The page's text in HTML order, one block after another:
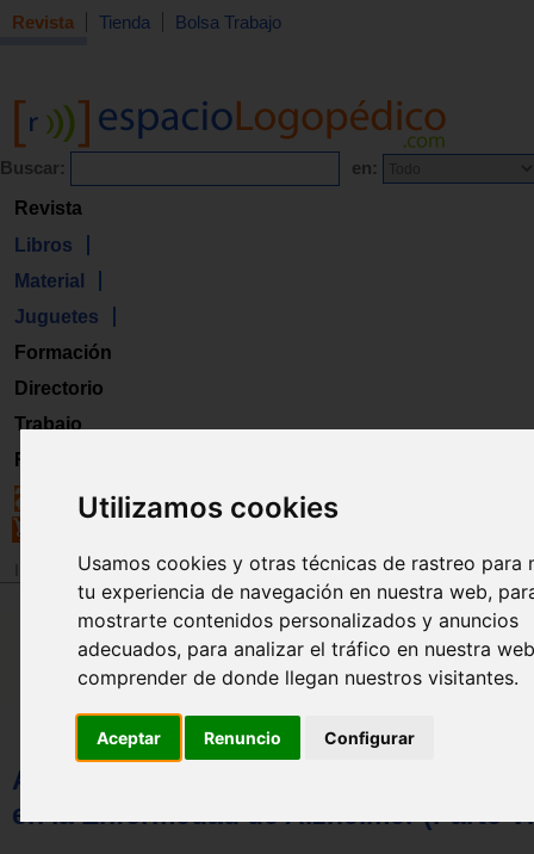
Utilizamos cookies
Usamos cookies y otras técnicas de rastreo para
tu experiencia de navegación en nuestra web,
mostrarte contenidos personalizados y anuncios
adecuados, para analizar el tráfico en nuestra
comprender de donde llegan nuestros visitantes.
Aceptar Renuncio Configurar
Revista Tienda Bolsa Trabajo
Buscar: en:
Revista
Libros
Material
Juguetes
Formación
Directorio
Trabajo
Registro
Revista
Aplicación del modelo de discapacidad
en la Enfermedad de Alzheimer (Parte